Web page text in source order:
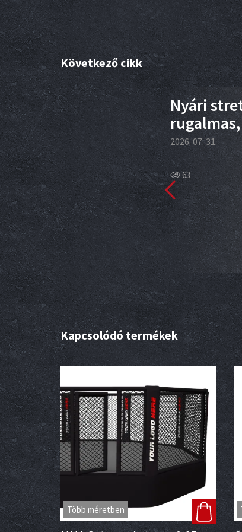
Következő cikk
Nyári
2026. 07. 31.
63
Kapcsolódó termékek
Több méretben